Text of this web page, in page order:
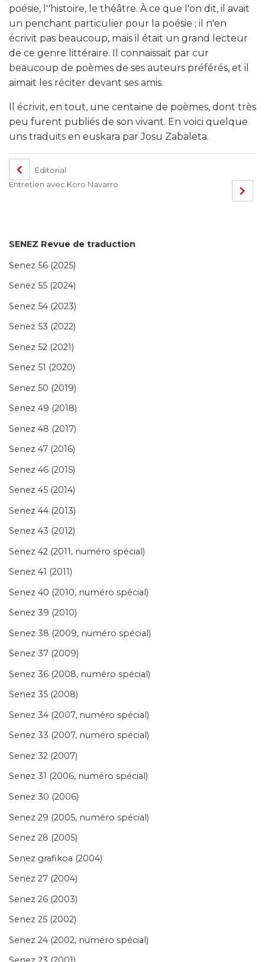
SENEZ Revue de traduction
Senez 56 (2025)
Senez 55 (2024)
Senez 54 (2023)
Senez 53 (2022)
Senez 52 (2021)
Senez 51 (2020)
Senez 50 (2019)
Senez 49 (2018)
Senez 48 (2017)
Senez 47 (2016)
Senez 46 (2015)
Senez 45 (2014)
Senez 44 (2013)
Senez 43 (2012)
Senez 42 (2011, numéro spécial)
Senez 41 (2011)
Senez 40 (2010, numéro spécial)
Senez 39 (2010)
Senez 38 (2009, numéro spécial)
Senez 37 (2009)
Senez 36 (2008, numéro spécial)
Senez 35 (2008)
Senez 34 (2007, numéro spécial)
Senez 33 (2007, numéro spécial)
Senez 32 (2007)
Senez 31 (2006, numéro spécial)
Senez 30 (2006)
Senez 29 (2005, numéro spécial)
Senez 28 (2005)
Senez grafikoa (2004)
Senez 27 (2004)
Senez 26 (2003)
Senez 25 (2002)
Senez 24 (2002, numéro spécial)
poésie, l''histoire, le théâtre. À ce que l'on dit, il avait
un penchant particulier pour la poésie ; il n'en
écrivit pas beaucoup, mais il était un grand lecteur
de ce genre littéraire. Il connaissait par cur
beaucoup de poèmes de ses auteurs préférés, et il
aimait les réciter devant ses amis.
Il écrivit, en tout, une centaine de poèmes, dont très
peu furent publiés de son vivant. En voici quelque
uns traduits en euskara par Josu Zabaleta.
Éditorial
Entretien avec Koro Navarro